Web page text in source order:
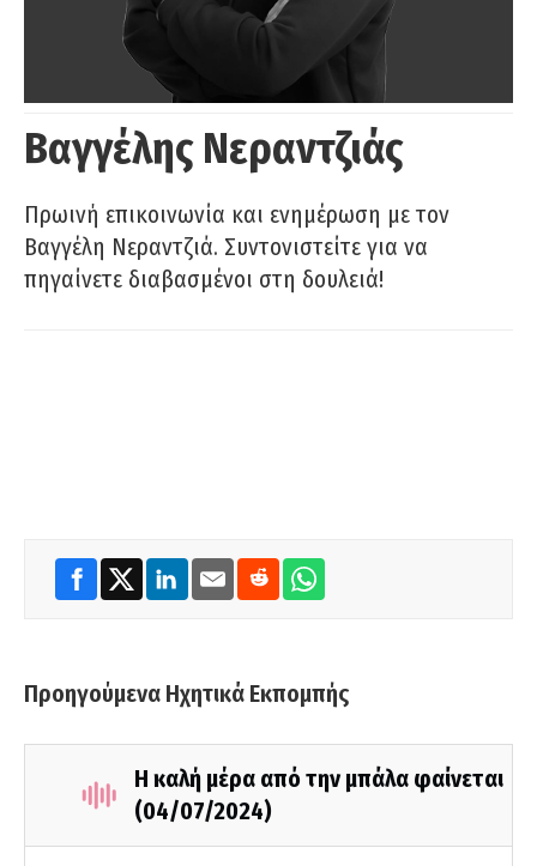
Βαγγέλης Νεραντζιάς
Πρωινή επικοινωνία και ενημέρωση με τον
Βαγγέλη Νεραντζιά. Συντονιστείτε για να
πηγαίνετε διαβασμένοι στη δουλειά!
Προηγούμενα Ηχητικά Εκπομπής
Η καλή μέρα από την μπάλα φαίνεται
(04/07/2024)